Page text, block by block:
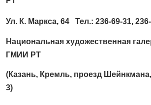
Ул. К. Маркса, 64 Тел.: 236-69-31,
Национальная художественная
ГМИИ РТ
(Казань, Кремль, проезд
3)